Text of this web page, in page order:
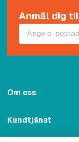
Anmäl dig
Om oss
Kundtjänst